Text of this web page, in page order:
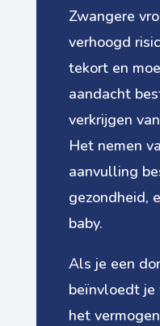
Zwangere
verhoogd
tekort en
aandacht
verkrijgen
Het nemen
aanvulling
gezondheid,
baby.
Als je een
beïnvloedt je
het